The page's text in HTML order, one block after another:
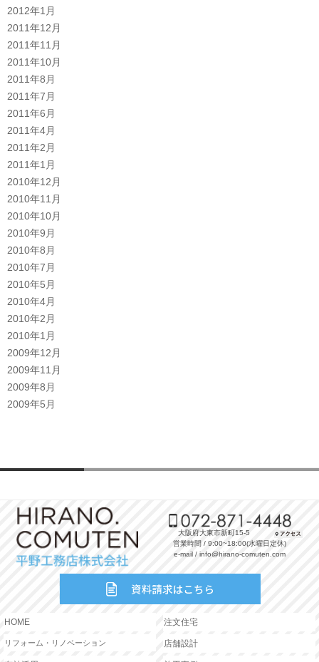
2012年1月
2011年12月
2011年11月
2011年10月
2011年8月
2011年7月
2011年6月
2011年4月
2011年2月
2011年1月
2010年12月
2010年11月
2010年10月
2010年9月
2010年8月
2010年7月
2010年5月
2010年4月
2010年2月
2010年1月
2009年12月
2009年11月
2009年8月
2009年5月
大阪府大東市新町15-5
営業時間 / 9:00~18:00(水曜日定休)
e-mail / info@hirano-comuten.com
HOME 注文住宅
リフォーム・リノベーション 店舗設計